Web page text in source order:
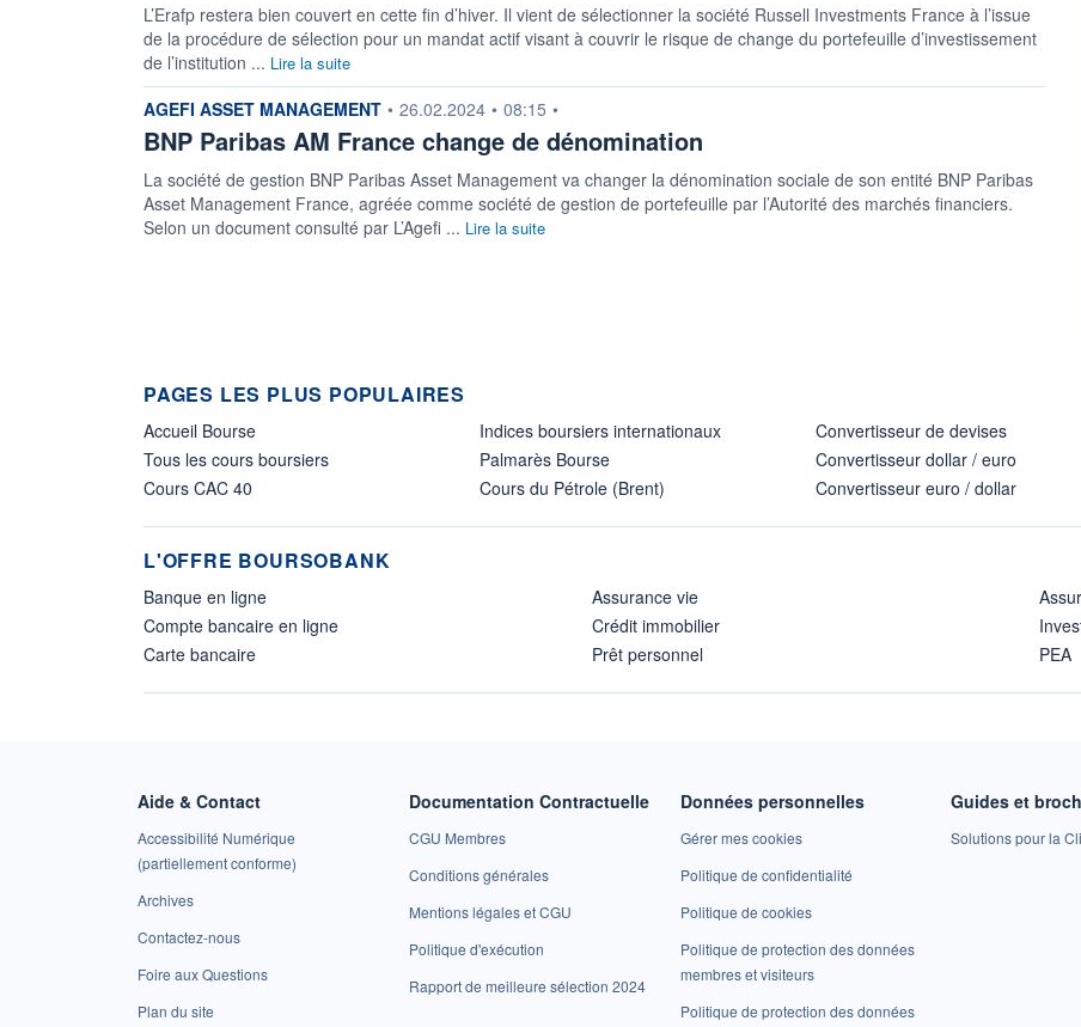
L’Erafp restera bien couvert en cette fin d’hiver. Il vient de sélectionner la société Russell Investments France à l’issue
de la procédure de sélection pour un mandat actif visant à couvrir le risque de change du portefeuille d’investissement
de l’institution ... Lire la suite
information fournie par
AGEFI ASSET MANAGEMENT • 26.02.2024 • 08:15 •
BNP Paribas AM France change de dénomination
La société de gestion BNP Paribas Asset Management va changer la dénomination sociale de son entité BNP Paribas
Asset Management France, agréée comme société de gestion de portefeuille par l’Autorité des marchés financiers.
Selon un document consulté par L’Agefi ... Lire la suite
PAGES LES PLUS POPULAIRES
Accueil Bourse
Tous les cours boursiers
Cours CAC 40
Indices boursiers internationaux
Palmarès Bourse
Cours du Pétrole (Brent)
Convertisseur de devises
Convertisseur dollar / euro
Convertisseur euro / dollar
L'OFFRE BOURSOBANK
Banque en ligne
Compte bancaire en ligne
Carte bancaire
Assurance vie
Crédit immobilier
Prêt personnel
PEA
Aide & Contact
Accessibilité Numérique
(partiellement conforme)
Archives
Contactez-nous
Foire aux Questions
Plan du site
Documentation Contractuelle
CGU Membres
Conditions générales
Mentions légales et CGU
Politique d'exécution
Rapport de meilleure sélection 2024
Données personnelles
Gérer mes cookies
Politique de confidentialité
Politique de cookies
Politique de protection des données
membres et visiteurs
Politique de protection des données
Guides et
Solutions pour la